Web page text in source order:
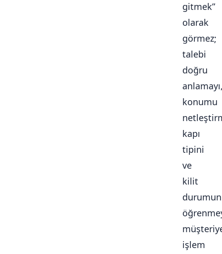
gitmek”
olarak
görmez;
talebi
doğru
konumu
kapı
tipini
ve
kilit
işlem